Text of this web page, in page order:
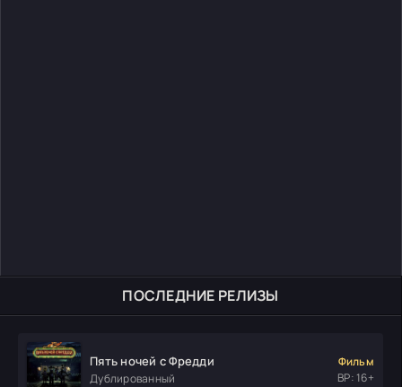
ПОСЛЕДНИЕ РЕЛИЗЫ
Пять ночей с Фредди
Дублированный
Фильм
ВР: 16+